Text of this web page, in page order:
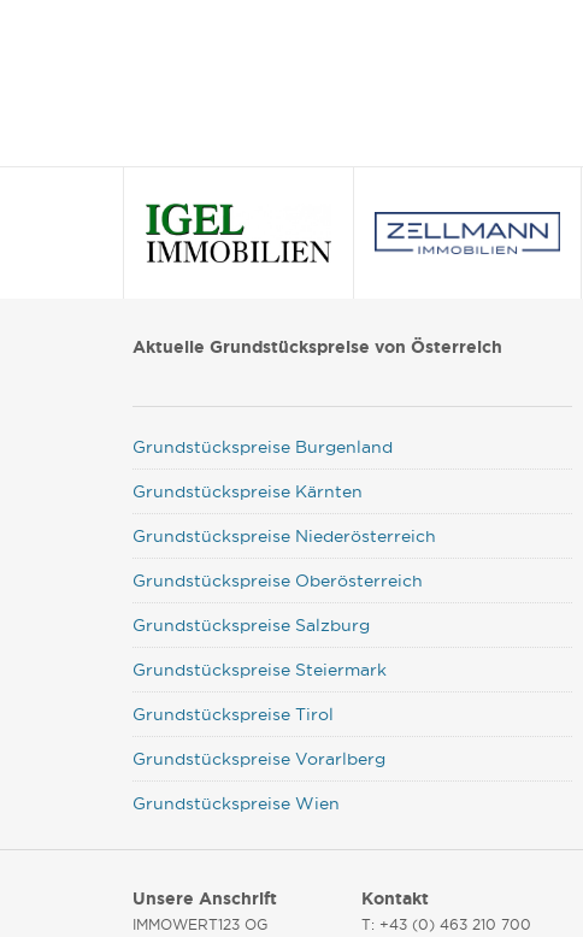
Aktuelle Grundstückspreise von Österreich
Grundstückspreise Burgenland
Grundstückspreise Kärnten
Grundstückspreise Niederösterreich
Grundstückspreise Oberösterreich
Grundstückspreise Salzburg
Grundstückspreise Steiermark
Grundstückspreise Tirol
Grundstückspreise Vorarlberg
Grundstückspreise Wien
Unsere Anschrift
IMMOWERT123 OG
Kontakt
T: +43 (0) 463 210 700